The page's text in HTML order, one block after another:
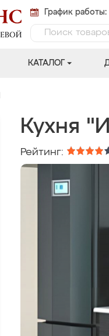
График
КАТАЛОГ
Кухня
Рейтинг: